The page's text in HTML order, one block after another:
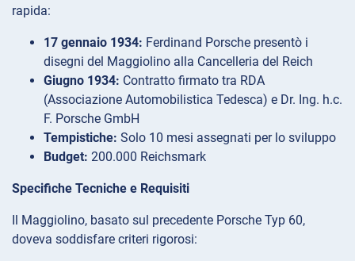
rapida:
17 gennaio 1934: Ferdinand Porsche presentò i
disegni del Maggiolino alla Cancelleria del Reich
Giugno 1934: Contratto firmato tra RDA
(Associazione Automobilistica Tedesca) e Dr. Ing. h.c.
F. Porsche GmbH
Tempistiche: Solo 10 mesi assegnati per lo sviluppo
Budget: 200.000 Reichsmark
Specifiche Tecniche e Requisiti
Il Maggiolino, basato sul precedente Porsche Typ 60,
doveva soddisfare criteri rigorosi: